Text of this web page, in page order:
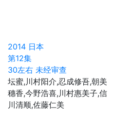
2014 日本
第12集
30左右 未经审查
坛蜜,川村阳介,忍成修吾,朝美
穗香,今野浩喜,川村惠美子,信
川清顺,佐藤仁美